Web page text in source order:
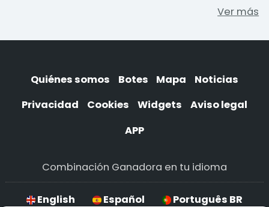
Ver más
Quiénes somos Botes Mapa
Noticias
Privacidad
Cookies Widgets
Aviso legal
APP
Combinación Ganadora en tu idioma
English Español Português BR